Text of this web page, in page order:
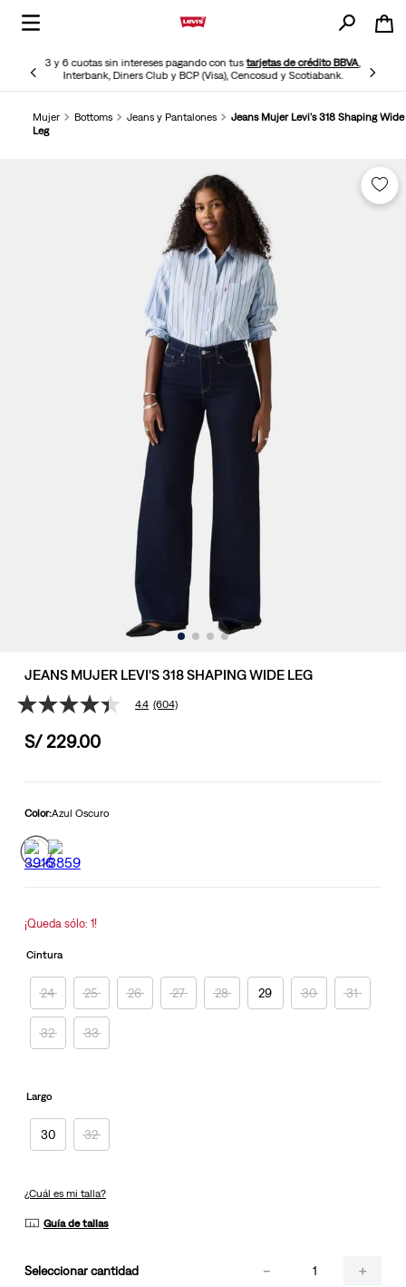
3 y 6 cuotas sin intereses pagando con tustarjetas de crédito BBVA,
Interbank, Diners Club y BCP (Visa), Cencosud y Scotiabank.
Mujer Bottoms Jeans y Pantalones
Jeans Mujer Levi's 318 Shaping Wide
Leg
JEANS MUJER LEVI'S 318 SHAPING WIDE LEG
4.4
5
valoración.
604
Reviews.
Enlace
página.
4.4 (604)
S/ 229.00
Color:Azul Oscuro
¡Queda sólo: 1!
Cintura
24 25 26 27 28 29 30 31
32 33
Largo
30 32
¿Cuál es mi talla?
Guía de tallas
cantidad ＋
－